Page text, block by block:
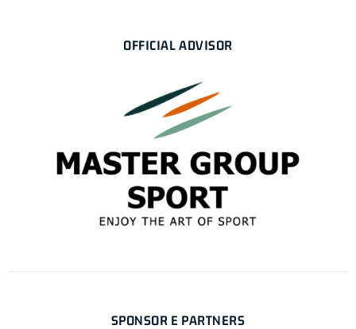
OFFICIAL ADVISOR
SPONSOR E PARTNERS